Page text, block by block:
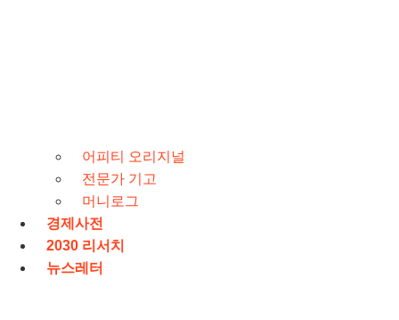
어피티 오리지널
전문가 기고
머니로그
경제사전
2030 리서치
뉴스레터